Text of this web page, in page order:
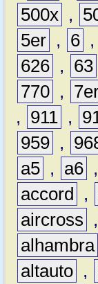
500x ,
5er , 6 ,
626 , 63
770 ,
,
911 ,
959 ,
a5 , a6 ,
accord
,
aircross
,
alhambra
altauto ,